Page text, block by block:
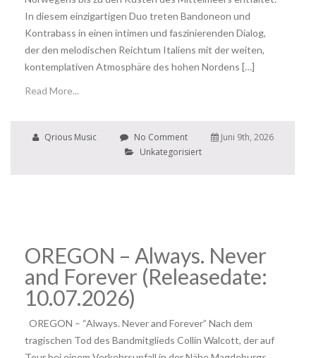
In diesem einzigartigen Duo treten Bandoneon und
Kontrabass in einen intimen und faszinierenden Dialog,
der den melodischen Reichtum Italiens mit der weiten,
kontemplativen Atmosphäre des hohen Nordens […]
Read More...
Qrious Music No Comment
Juni 9th, 2026
Unkategorisiert
OREGON – Always. Never
and Forever (Releasedate:
10.07.2026)
OREGON – “Always. Never and Forever” Nach dem
tragischen Tod des Bandmitglieds Collin Walcott, der auf